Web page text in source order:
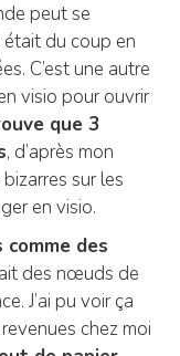
peut se
du coup en
C’est une autre
visio pour ouvrir
que 3
, d’après mon
sur les
en visio.
des
des nœuds de
J’ai pu voir ça
chez moi